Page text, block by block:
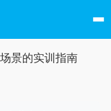
景的实训指南